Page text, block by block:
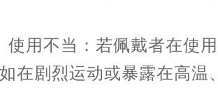
不当：若佩戴者在使用
在剧烈运动或暴露在高温